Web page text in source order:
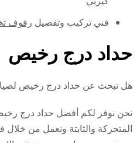
فني تركيب وتفصيل رفوف
حداد درج رخيص
هل تبحث عن حداد درج رخيص
نحن نوفر لكم أفضل حداد درج
المتحركة والثابتة ونعمل من